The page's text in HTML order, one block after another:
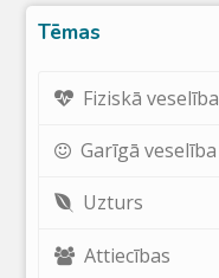
Tēmas
Fiziskā veselība
Garīgā veselība
Uzturs
Attiecības